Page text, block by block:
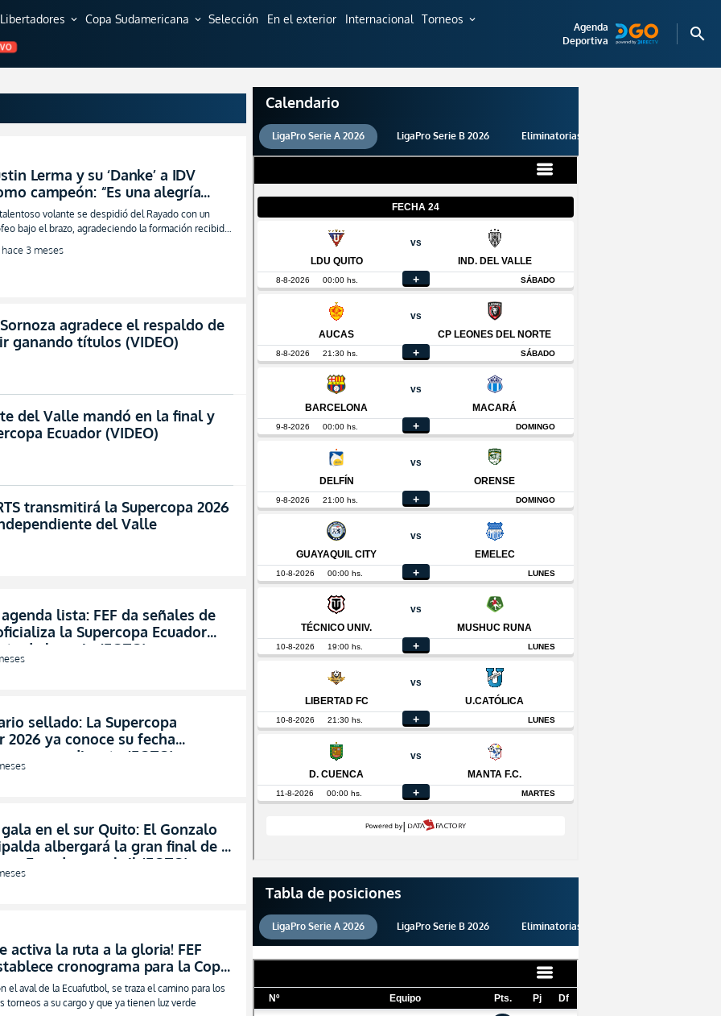
expand_more Copa Sudamericana expand_more Selección En el exterior Internacional Torneos expand_more
Agenda
Deportiva
search
Lerma y su ‘Danke’ a IDV
campeón: “Es una alegría
irme de esta manera" (VIDEO)
volante se despidió del Rayado con un
bajo el brazo, agradeciendo la formación recibida
hace 3 meses
agradece el respaldo de
ganando títulos (VIDEO)
del Valle mandó en la final y
Ecuador (VIDEO)
transmitirá la Supercopa 2026
del Valle
lista: FEF da señales de
la Supercopa Ecuador
de horario (FOTO)
sellado: La Supercopa
2026 ya conoce su fecha
para su disputa (FOTO)
en el sur Quito: El Gonzalo
albergará la gran final de la
Ecuador en abril (FOTO)
activa la ruta a la gloria! FEF
cronograma para la Copa
y el choque de titanes por
Supercopa
el aval de la Ecuafutbol, se traza el camino para los
torneos a su cargo y que ya tienen luz verde
Calendario
LigaPro Serie A 2026 LigaPro Serie B 2026 Eliminatorias 2026
Tabla de posiciones
LigaPro Serie A 2026 LigaPro Serie B 2026 Eliminatorias 2026